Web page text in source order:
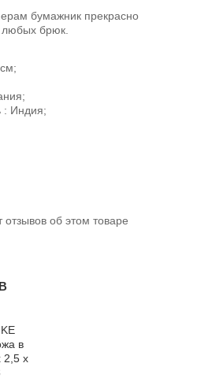
бумажник прекрасно
любых брюк.
: Индия;
об этом товаре